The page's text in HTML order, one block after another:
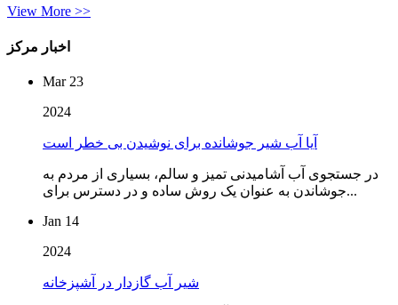
View More >>
اخبار مرکز
Mar 23
2024
آیا آب شیر جوشانده برای نوشیدن بی خطر است
در جستجوی آب آشامیدنی تمیز و سالم، بسیاری از مردم به
جوشاندن به عنوان یک روش ساده و در دسترس برای...
Jan 14
2024
شیر آب گازدار در آشپزخانه